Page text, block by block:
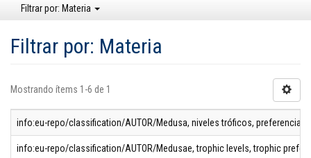
Filtrar por: Materia
Filtrar por: Materia
Mostrando ítems 1-6 de 1
info:eu-repo/classification/AUTOR/Medusa, niveles tróficos, preferencias
info:eu-repo/classification/AUTOR/Medusae, trophic levels, trophic